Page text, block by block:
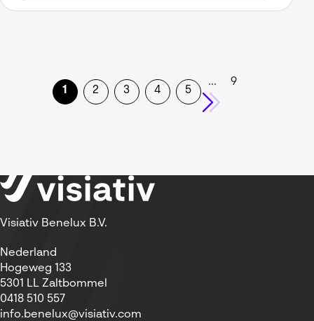
1 2 3 4 5
... 9
Visiativ Benelux B.V.
Nederland
Hogeweg 133
5301 LL Zaltbommel
0418 510 557
info.benelux@visiativ.com